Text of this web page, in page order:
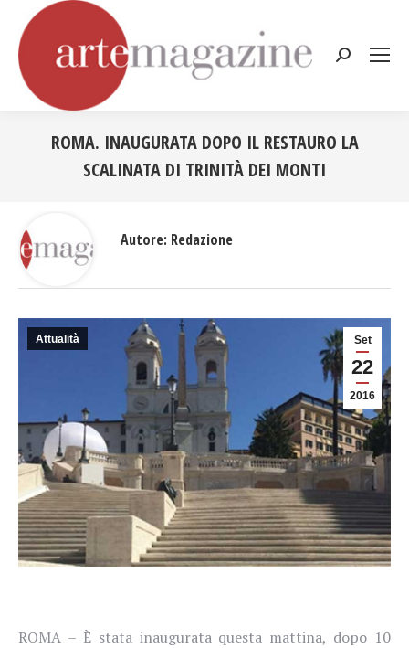
Cerca:
ROMA. INAUGURATA DOPO IL RESTAURO LA
SCALINATA DI TRINITÀ DEI MONTI
Set
22
2016
Attualità
ROMA – È stata inaugurata questa mattina, dopo 10
Autore: Redazione